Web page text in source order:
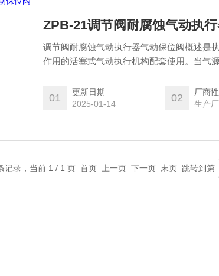
ZPB-21调节阀耐腐蚀气动执
调节阀耐腐蚀气动执行器气动保位阀概述是
作用的活塞式气动执行机构配套使用。当气
在重要的自动控制回路中作为安全保护仪表。
01
更新日期
2025-01-14
02
厂商
生产
记录，当前 1 / 1 页 首页 上一页 下一页 末页 跳转到第